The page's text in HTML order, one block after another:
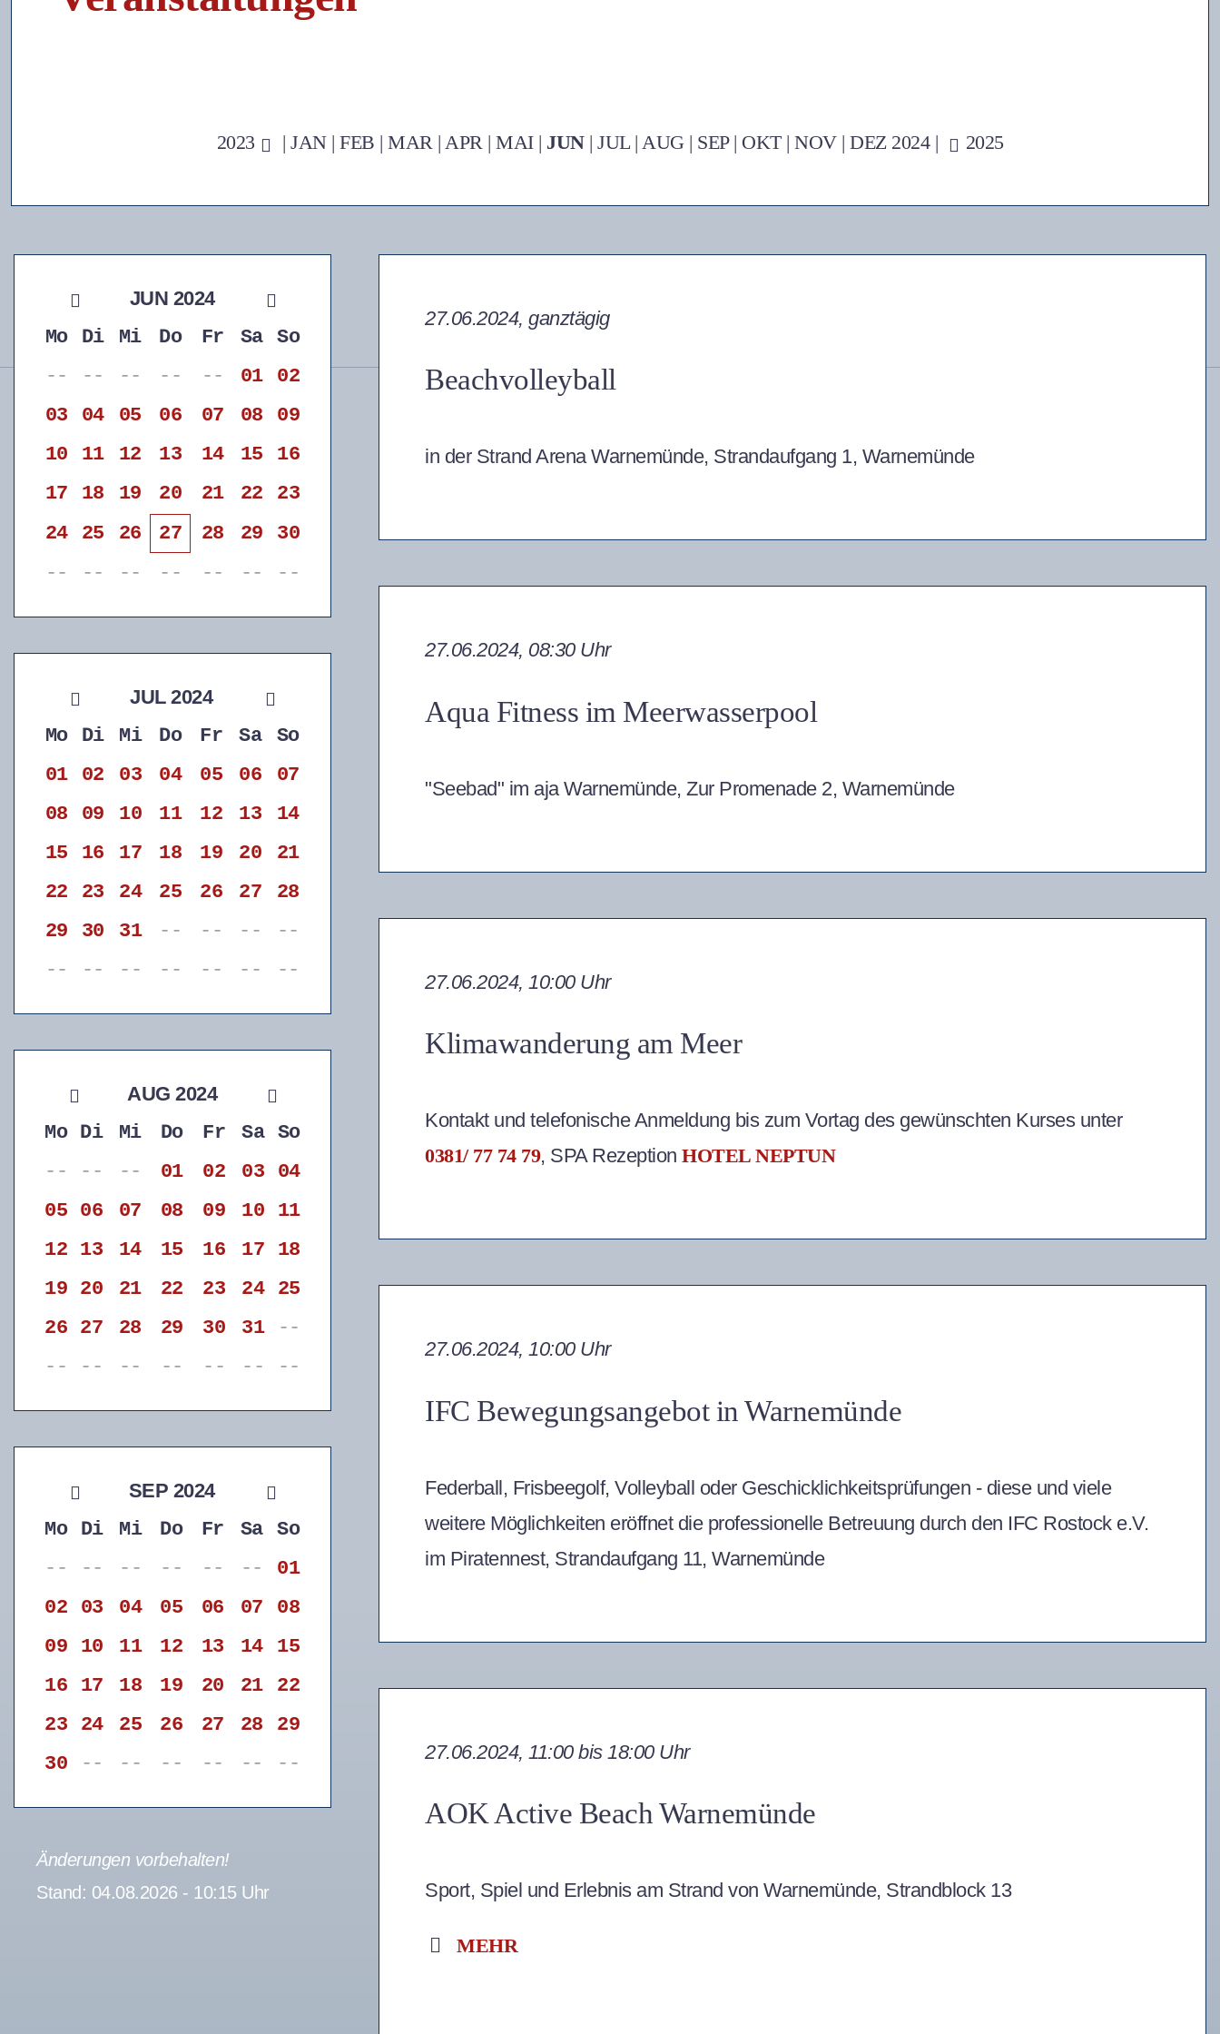
2023 | JAN| FEB | MAR| APR| MAI| JUN| JUL| AUG| SEP| OKT| NOV| DEZ2024 | 2025
JUN 2024
Mo
Di Mi Do Fr Sa
So
--
-- -- -- -- 01
02
03
04 05 06 07 08
09
10
11 12 13 14 15
16
17
18 19 20 21 22
23
24
25 26 27 28 29
30
--
-- -- -- -- -- --
JUL 2024
Mo
Di Mi Do Fr Sa
So
01
02 03 04 05 06
07
08
09 10 11 12 13
14
15
16 17 18 19 20
21
22
23 24 25 26 27
28
29
30 31 -- -- --
--
--
-- -- -- -- -- --
AUG 2024
Mo Di Mi Do Fr Sa So
--
-- -- 01 02 03
04
05 06 07 08 09 10
11
12 13 14 15 16 17
18
19 20 21 22 23 24
25
26 27 28 29 30 31
--
--
-- -- -- -- -- --
SEP 2024
Mo
Di Mi Do Fr Sa
So
--
-- -- -- -- --
01
02
03 04 05 06 07
08
09
10 11 12 13 14
15
16
17 18 19 20 21
22
23
24 25 26 27 28
29
30
-- -- -- -- -- --
Änderungen vorbehalten!
Stand: 04.08.2026 - 10:15 Uhr
Beachvolleyball
27.06.2024, ganztägig
in der Strand Arena Warnemünde, Strandaufgang 1, Warnemünde
Aqua Fitness im Meerwasserpool
27.06.2024, 08:30 Uhr
"Seebad" im aja Warnemünde, Zur Promenade 2, Warnemünde
Klimawanderung am Meer
27.06.2024, 10:00 Uhr
Kontakt und telefonische Anmeldung bis zum Vortag des gewünschten Kurses unter
0381/ 77 74 79, SPA Rezeption HOTEL NEPTUN
IFC Bewegungsangebot in Warnemünde
27.06.2024, 10:00 Uhr
Federball, Frisbeegolf, Volleyball oder Geschicklichkeitsprüfungen - diese und viele
weitere Möglichkeiten eröffnet die professionelle Betreuung durch den IFC Rostock e.V.
im Piratennest, Strandaufgang 11, Warnemünde
AOK Active Beach Warnemünde
27.06.2024, 11:00 bis 18:00 Uhr
Sport, Spiel und Erlebnis am Strand von Warnemünde, Strandblock 13
MEHR